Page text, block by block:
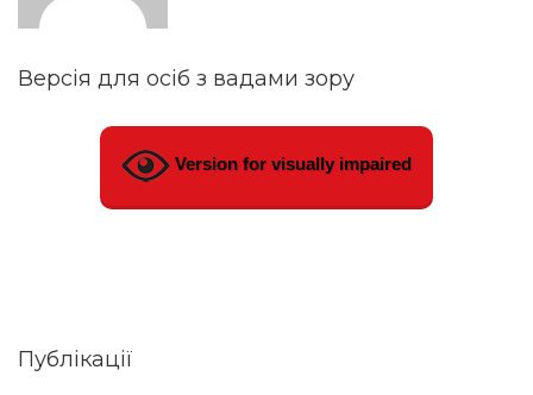
Версія для осіб з вадами зору
Version for visually impaired
Публікації